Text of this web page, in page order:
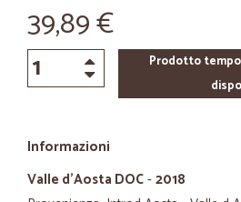
39,89 €
Prodotto
Informazioni
Valle d'Aosta DOC-2018